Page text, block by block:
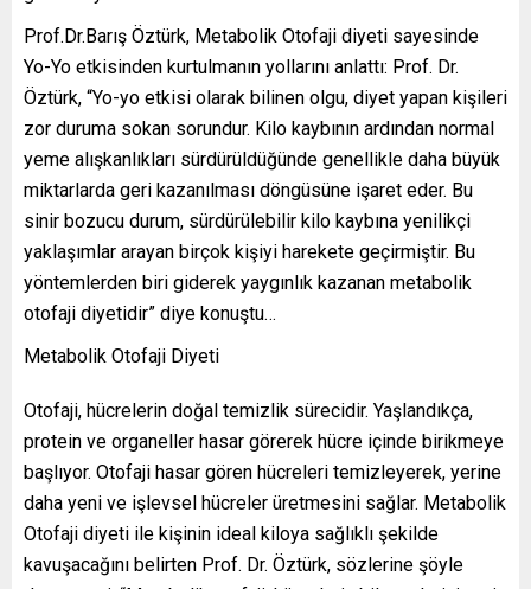
Prof.Dr.Barış Öztürk, Metabolik Otofaji diyeti sayesinde
Yo-Yo etkisinden kurtulmanın yollarını anlattı: Prof. Dr.
Öztürk, “Yo-yo etkisi olarak bilinen olgu, diyet yapan kişileri
zor duruma sokan sorundur. Kilo kaybının ardından normal
yeme alışkanlıkları sürdürüldüğünde genellikle daha büyük
miktarlarda geri kazanılması döngüsüne işaret eder. Bu
sinir bozucu durum, sürdürülebilir kilo kaybına yenilikçi
yaklaşımlar arayan birçok kişiyi harekete geçirmiştir. Bu
yöntemlerden biri giderek yaygınlık kazanan metabolik
otofaji diyetidir” diye konuştu…
Metabolik Otofaji Diyeti
Otofaji, hücrelerin doğal temizlik sürecidir. Yaşlandıkça,
protein ve organeller hasar görerek hücre içinde birikmeye
başlıyor. Otofaji hasar gören hücreleri temizleyerek, yerine
daha yeni ve işlevsel hücreler üretmesini sağlar. Metabolik
Otofaji diyeti ile kişinin ideal kiloya sağlıklı şekilde
kavuşacağını belirten Prof. Dr. Öztürk, sözlerine şöyle